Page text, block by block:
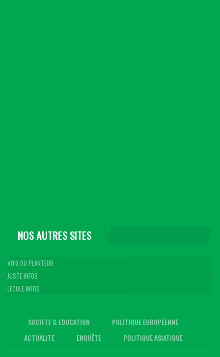
NOS AUTRES SITES
VOIX DU PLANTEUR
JUSTE INFOS
LECOLE INFOS
SOCIETE & EDUCATION
POLITIQUE EUROPÉENNE
ACTUALITE
ENQUÊTE POLITIQUE ASIATIQUE